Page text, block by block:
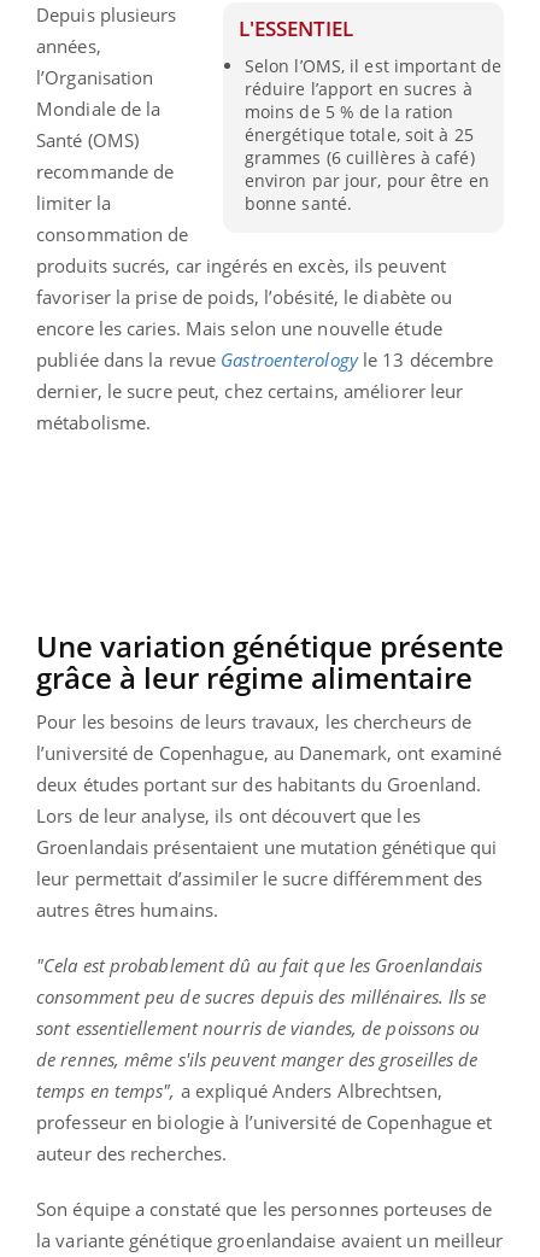
L'ESSENTIEL
Selon l’OMS, il est important de
réduire l’apport en sucres à
moins de 5 % de la ration
énergétique totale, soit à 25
grammes (6 cuillères à café)
environ par jour, pour être en
bonne santé.
Depuis plusieurs
années,
l’Organisation
Mondiale de la
Santé (OMS)
recommande de
limiter la
consommation de
produits sucrés, car ingérés en excès, ils peuvent
favoriser la prise de poids, l’obésité, le diabète ou
encore les caries. Mais selon une nouvelle étude
publiée dans la revue Gastroenterologyle 13 décembre
dernier, le sucre peut, chez certains, améliorer leur
métabolisme.
Une variation génétique présente
grâce à leur régime alimentaire
Pour les besoins de leurs travaux, les chercheurs de
l’université de Copenhague, au Danemark, ont examiné
deux études portant sur des habitants du Groenland.
Lors de leur analyse, ils ont découvert que les
Groenlandais présentaient une mutation génétique qui
leur permettait d’assimiler le sucre différemment des
autres êtres humains.
"Cela est probablement dû au fait que les Groenlandais
consomment peu de sucres depuis des millénaires. Ils se
sont essentiellement nourris de viandes, de poissons ou
de rennes, même s'ils peuvent manger des groseilles de
temps en temps", a expliqué Anders Albrechtsen,
professeur en biologie à l’université de Copenhague et
auteur des recherches.
Son équipe a constaté que les personnes porteuses de
la variante génétique groenlandaise avaient un meilleur